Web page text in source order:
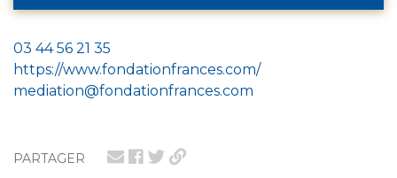
PARTAGER
03 44 56 21 35
https://www.fondationfrances.com/
mediation@fondationfrances.com